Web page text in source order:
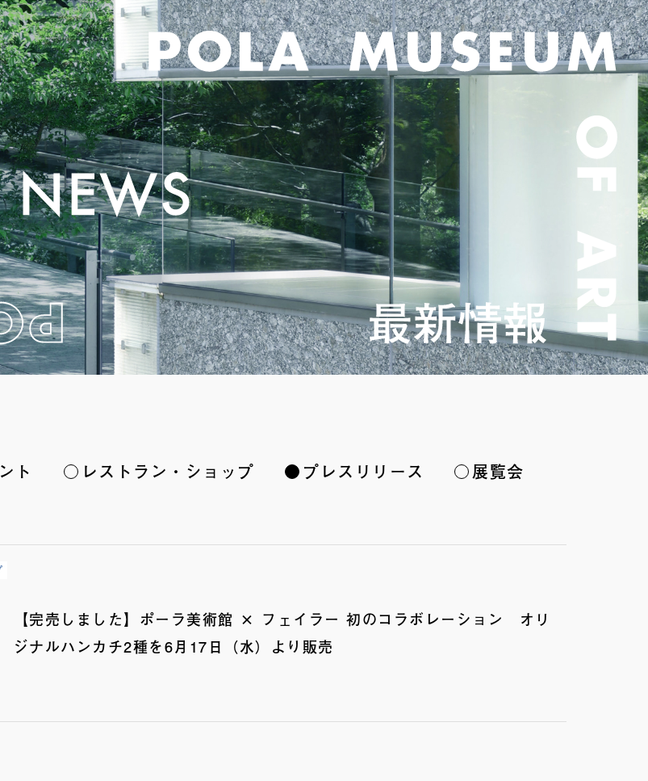
ト レストラン・ショップ プレスリリース
展覧会
【完売しました】ポーラ美術館 × フェイラー 初のコラボレーション オリ
ジナルハンカチ2種を6月17日（水）より販売